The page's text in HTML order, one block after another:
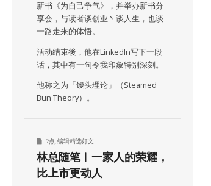
新书《为自己争气》，并举办新书分
享会，与读者谈创业丶谈人生，也谈
一路走来的体悟。
活动结束後，他在LinkedIn写下一段
话，其中有一句令我印象特别深刻。
他称之为「馒头理论」（Steamed
Bun Theory）。
9点 编辑精选好文
林总随笔︱一家人的荣耀，
比上市更动人